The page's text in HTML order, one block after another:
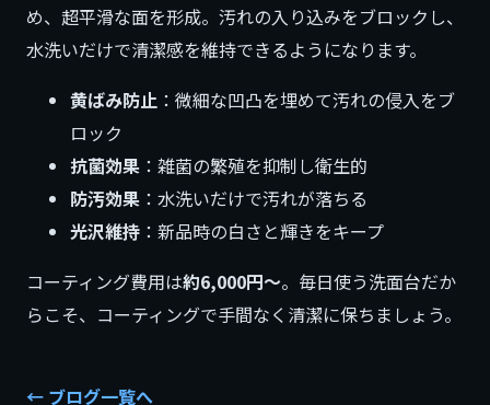
め、超平滑な面を形成。汚れの入り込みをブロックし、
水洗いだけで清潔感を維持できるようになります。
黄ばみ防止 ：微細な凹凸を埋めて汚れの侵入をブ
ロック
抗菌効果 ：雑菌の繁殖を抑制し衛生的
防汚効果 ：水洗いだけで汚れが落ちる
光沢維持 ：新品時の白さと輝きをキープ
コーティング費用は約6,000円〜。毎日使う洗面台だか
らこそ、コーティングで手間なく清潔に保ちましょう。
← ブログ一覧へ